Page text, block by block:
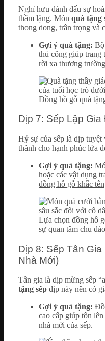
Nghỉ hưu đánh dấu sự
thầm lặng. Món quà tặng
thong dong, trân trọng và
Gợi ý quà tặng: Bộ
thủ công giúp trang
rời xa thương
Đồng hồ gỗ quà
Dịp 7: Sếp Lập
Hỷ sự của sếp là dịp
thành cho hạnh phúc lứa
Gợi ý quà tặng:
hoặc các vật dụng
đồng hồ gỗ khắc tên
Lựa chọn đồng hồ
sự quan tâm chu
Dịp 8: Sếp Tân
Nhà Mới)
Tân gia là dịp mừng sếp
tặng sếp dịp này nên có
Gợi ý quà tặng:
cao cấp giúp tôn
nhà mới của sếp.